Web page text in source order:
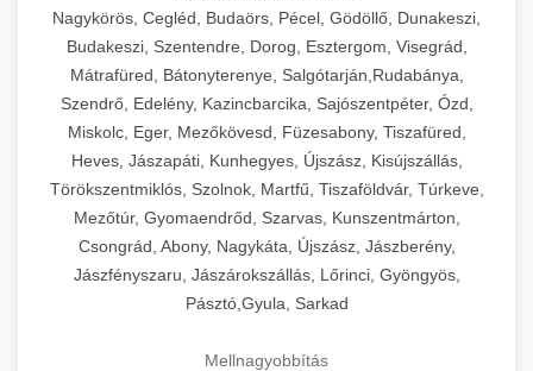
Nagykörös, Cegléd, Budaörs, Pécel, Gödöllő, Dunakeszi,
Budakeszi, Szentendre, Dorog, Esztergom, Visegrád,
Mátrafüred, Bátonyterenye, Salgótarján,Rudabánya,
Szendrő, Edelény, Kazincbarcika, Sajószentpéter, Ózd,
Miskolc, Eger, Mezőkövesd, Füzesabony, Tiszafüred,
Heves, Jászapáti, Kunhegyes, Újszász, Kisújszállás,
Törökszentmiklós, Szolnok, Martfű, Tiszaföldvár, Túrkeve,
Mezőtúr, Gyomaendrőd, Szarvas, Kunszentmárton,
Csongrád, Abony, Nagykáta, Újszász, Jászberény,
Jászfényszaru, Jászárokszállás, Lőrinci, Gyöngyös,
Pásztó,Gyula, Sarkad
Mellnagyobbítás